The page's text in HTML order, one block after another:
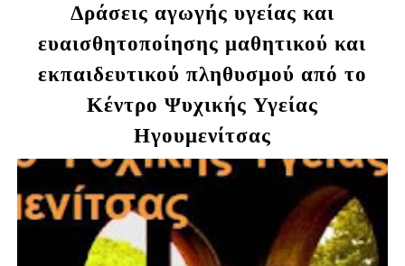
Δράσεις αγωγής υγείας και
ευαισθητοποίησης μαθητικού και
εκπαιδευτικού πληθυσμού από το
Κέντρο Ψυχικής Υγείας
Ηγουμενίτσας